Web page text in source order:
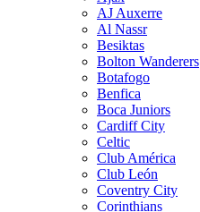
AJ Auxerre
Al Nassr
Besiktas
Bolton Wanderers
Botafogo
Benfica
Boca Juniors
Cardiff City
Celtic
Club América
Club León
Coventry City
Corinthians